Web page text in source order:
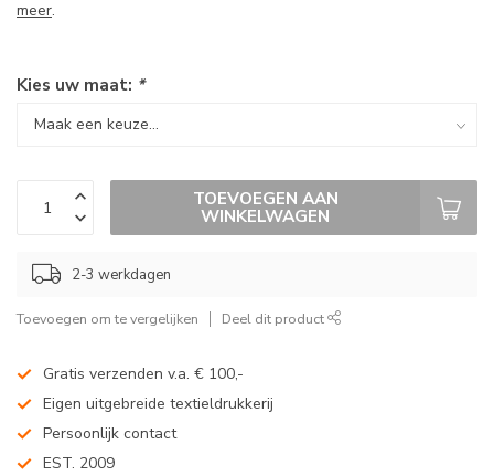
meer.
Kies uw maat: *
TOEVOEGEN AAN
WINKELWAGEN
2-3 werkdagen
Toevoegen om te vergelijken Deel dit product
Gratis verzenden v.a. € 100,-
Eigen uitgebreide textieldrukkerij
Persoonlijk contact
EST. 2009